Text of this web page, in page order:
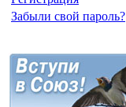
Забыли свой пароль?